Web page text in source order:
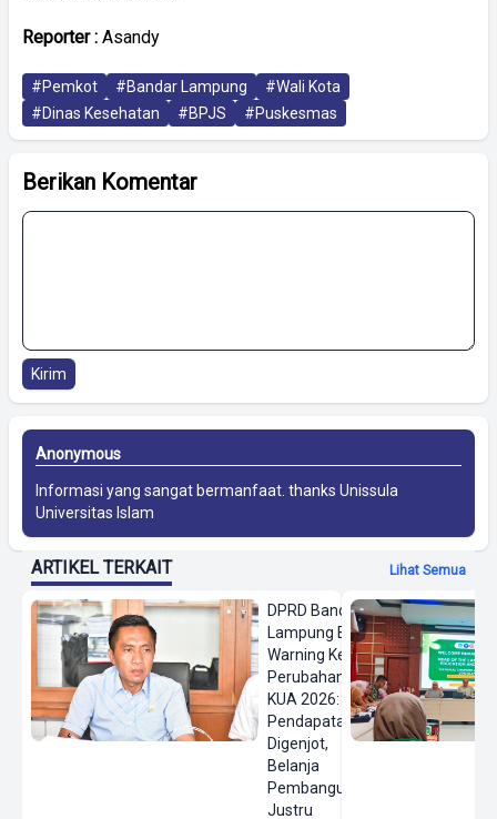
Reporter : Asandy
#Pemkot #Bandar Lampung
#Wali Kota
#Dinas Kesehatan
#BPJS #Puskesmas
Berikan Komentar
Kirim
Anonymous
Informasi yang sangat bermanfaat. thanks Unissula
Universitas Islam
ARTIKEL TERKAIT Lihat Semua
DPRD Bandar
Lampung Beri
Warning Keras
Perubahan
KUA 2026:
Pendapatan
Digenjot,
Belanja
Pembangunan
Justru